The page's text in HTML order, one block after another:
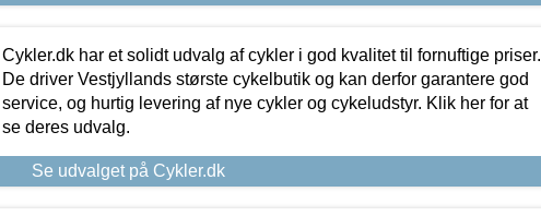
Cykler.dk har et solidt udvalg af cykler i god kvalitet til fornuftige priser.
De driver Vestjyllands største cykelbutik og kan derfor garantere god
service, og hurtig levering af nye cykler og cykeludstyr. Klik her for at
se deres udvalg.
Se udvalget på Cykler.dk